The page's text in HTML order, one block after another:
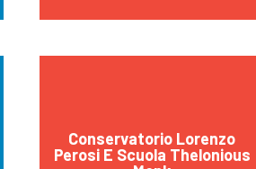
Conservatorio Lorenzo
Perosi E Scuola Thelonious